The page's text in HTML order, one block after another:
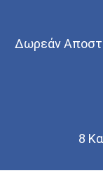
Δωρεάν
8